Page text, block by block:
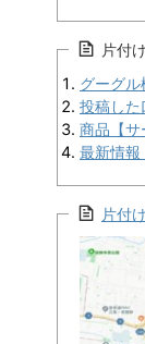
片付
グーグル
投稿した
商品【サ
最新情報
片付